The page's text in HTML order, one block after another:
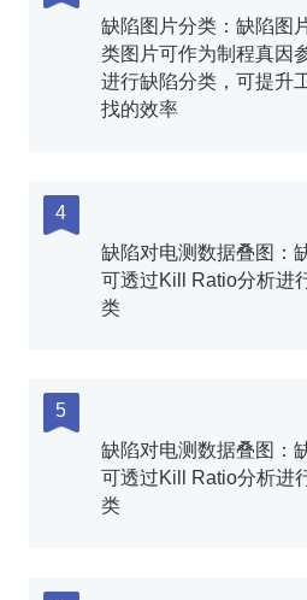
缺陷图片分类：缺陷图
类图片可作为制程真因
进行缺陷分类，可提升
找的效率
4
缺陷对电测数据叠图：
可透过Kill Ratio分析进
类
5
缺陷对电测数据叠图：
可透过Kill Ratio分析进
类